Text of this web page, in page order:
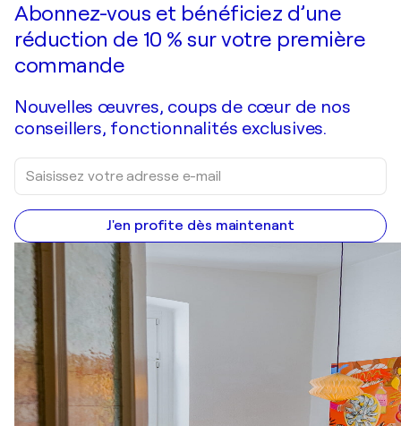
Abonnez-vous et bénéficiez d’une
réduction de 10 % sur votre première
commande
Nouvelles œuvres, coups de cœur de nos
conseillers, fonctionnalités exclusives.
J'en profite dès maintenant